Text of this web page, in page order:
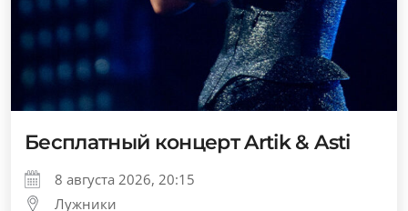
Бесплатный концерт Artik & Asti
8 августа 2026, 20:15
Лужники